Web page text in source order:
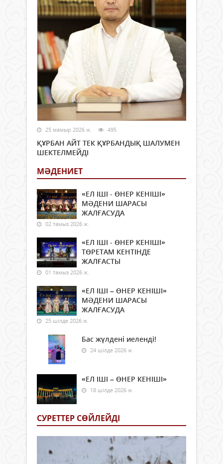
25 мамыр 2026 ж. 495
ҚҰРБАН АЙТ ТЕК ҚҰРБАНДЫҚ ШАЛУМЕН
ШЕКТЕЛМЕЙДІ
МӘДЕНИЕТ
«ЕЛ ІШІ - ӨНЕР КЕНІШІ»
МӘДЕНИ ШАРАСЫ
ЖАЛҒАСУДА
02 тамыз 2026 ж.
«ЕЛ ІШІ - ӨНЕР КЕНІШІ»
ТӨРЕТАМ КЕНТІНДЕ
ЖАЛҒАСТЫ
01 тамыз 2026 ж.
«ЕЛ ІШІ – ӨНЕР КЕНІШІ»
МӘДЕНИ ШАРАСЫ
ЖАЛҒАСУДА
25 шілде 2026 ж.
Бас жүлдені иеленді!
24 шілде 2026 ж.
«ЕЛ ІШІ – ӨНЕР КЕНІШІ»
18 шілде 2026 ж.
СУРЕТТЕР СӨЙЛЕЙДI